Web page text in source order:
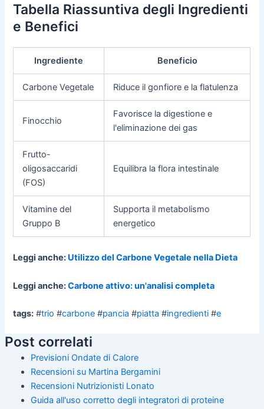
Tabella Riassuntiva degli Ingredienti
e Benefici
Ingrediente Beneficio
Carbone Vegetale Riduce il gonfiore e la flatulenza
Finocchio
Favorisce la digestione e
l'eliminazione dei gas
Frutto-
oligosaccaridi
(FOS)
Equilibra la flora intestinale
Vitamine del
Gruppo B
Supporta il metabolismo
energetico
Leggi anche: Utilizzo del Carbone Vegetale nella Dieta
Leggi anche:Carbone attivo: un'analisi completa
tags: #trio #carbone #pancia #piatta #ingredienti #e
Post correlati
Previsioni Ondate di Calore
Recensioni su Martina Bergamini
Recensioni Nutrizionisti Lonato
Guida all'uso corretto degli integratori di proteine